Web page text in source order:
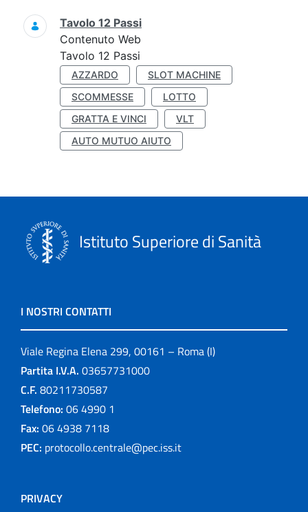
Ricerca
Tavolo 12 Passi
Contenuto Web
Tavolo 12 Passi
AZZARDO
SLOT MACHINE
SCOMMESSE
LOTTO
GRATTA E VINCI
VLT
AUTO MUTUO AIUTO
Istituto Superiore di Sanità
I NOSTRI CONTATTI
Viale Regina Elena 299, 00161 – Roma (I)
Partita I.V.A. 03657731000
C.F. 80211730587
Telefono: 06 4990 1
Fax: 06 4938 7118
PEC: protocollo.centrale@pec.iss.it
PRIVACY